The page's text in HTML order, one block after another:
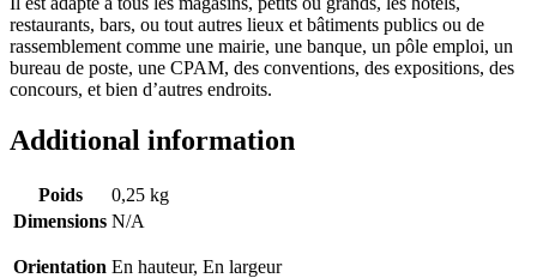
restaurants, bars, ou tout autres lieux et bâtiments publics ou de
rassemblement comme une mairie, une banque, un pôle emploi, un
bureau de poste, une CPAM, des conventions, des expositions, des
concours, et bien d’autres endroits.
Additional information
Poids
0,25 kg
Dimensions N/A
Orientation En hauteur, En largeur